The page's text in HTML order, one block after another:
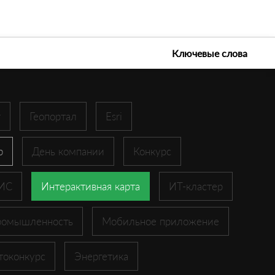
Ключевые слова
Геопортал Esri
День компании Конкурс
Интерактивная карта ИТ-кластер
Мобильное приложение
Энергетика